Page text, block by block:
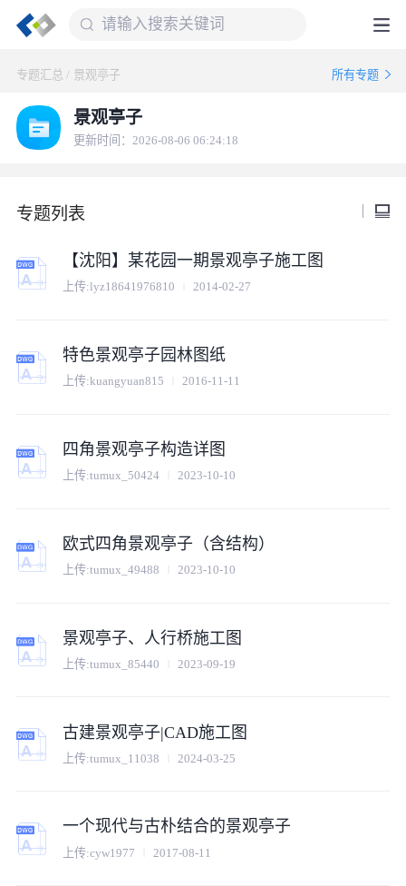
专题汇总 / 景观亭子 所有专题
景观亭子
更新时间：2026-08-06 06:24:18
专题列表
【沈阳】某花园一期景观亭子施工图
上传:lyz18641976810 2014-02-27
特色景观亭子园林图纸
上传:kuangyuan815 2016-11-11
四角景观亭子构造详图
上传:tumux_50424 2023-10-10
欧式四角景观亭子（含结构）
上传:tumux_49488 2023-10-10
景观亭子、人行桥施工图
上传:tumux_85440 2023-09-19
古建景观亭子|CAD施工图
上传:tumux_11038 2024-03-25
一个现代与古朴结合的景观亭子
上传:cyw1977 2017-08-11